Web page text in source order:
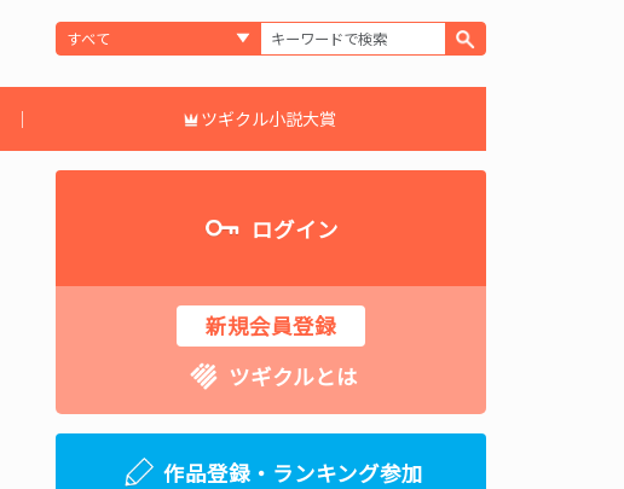
｜ ツギクル小説大賞
ログイン
新規会員登録
ツギクルとは
作品登録・ランキング参加